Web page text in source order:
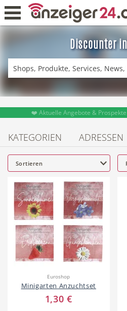
Discounter
Zurück
Fitness & Sport
Einkaufen
News
❤️ Aktuelle Angebote &
KATEGORIEN ADRESSEN
Sortieren
Euroshop
Minigarten Anzuchtset
1,30 €